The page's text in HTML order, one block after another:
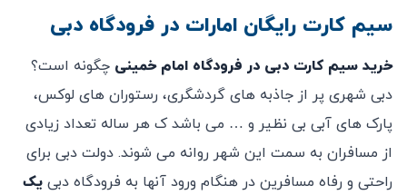
سیم کارت رایگان امارات در فرودگاه دبی
خرید سیم کارت دبی در فرودگاه امام خمینی چگونه است؟
دبی شهری پر از جاذبه های گردشگری، رستوران های لوکس،
پارک های آبی بی نظیر و … می باشد ک هر ساله تعداد زیادی
از مسافران به سمت این شهر روانه می شوند. دولت دبی برای
راحتی و رفاه مسافرین در هنگام ورود آنها به فرودگاه دبی یک